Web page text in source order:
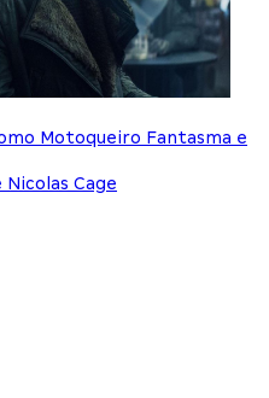
Motoqueiro Fantasma e
Cage